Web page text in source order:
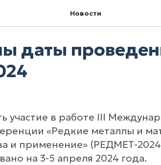
Новости
даты
участие в работе III
«Редкие металлы и
и применение» (РЕДМЕТ-
на 3-5 апреля 2024 года.